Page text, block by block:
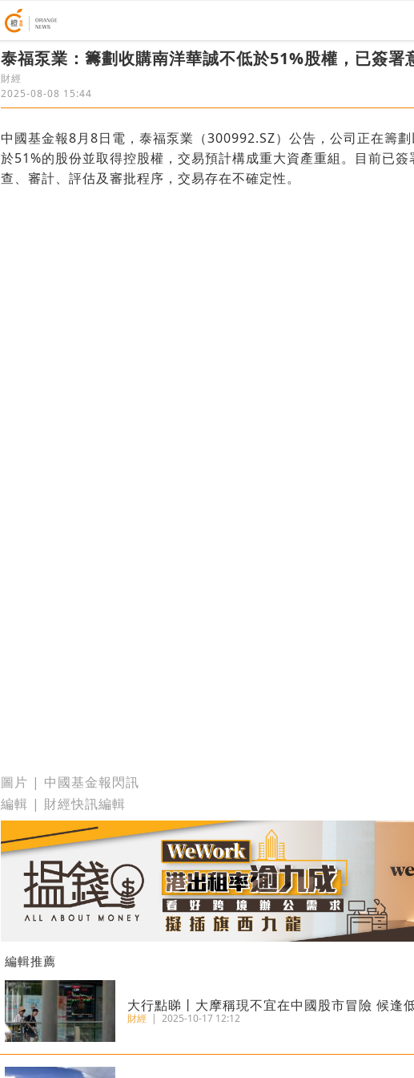
泰福泵業：籌劃收購南洋華誠不低於51%股權，已簽署
財經
2025-08-08 15:44
中國基金報8月8日電，泰福泵業（300992.SZ）公告，公司正在籌
於51%的股份並取得控股權，交易預計構成重大資產重組。目前已
查、審計、評估及審批程序，交易存在不確定性。
圖片 | 中國基金報閃訊
編輯 | 財經快訊編輯
編輯推薦
大行點睇丨大摩稱現不宜在中國股市冒險 候逢
財經 | 2025-10-17 12:12